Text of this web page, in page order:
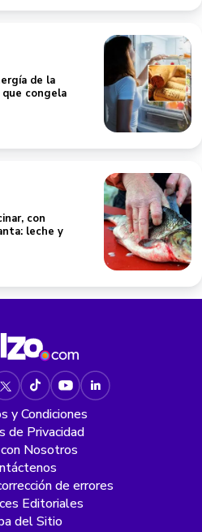
congela
leche y
y Condiciones
de Privacidad
Nosotros
de errores
Editoriales
del Sitio